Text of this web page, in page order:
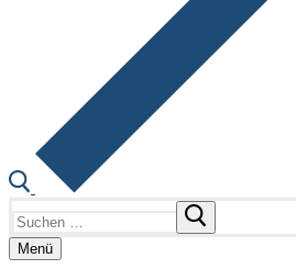
nach:
Menü